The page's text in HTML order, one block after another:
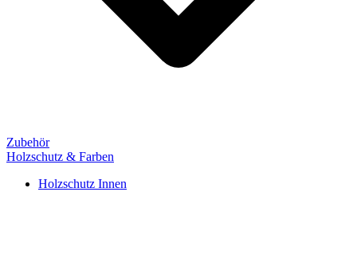
Zubehör
Holzschutz & Farben
Holzschutz Innen